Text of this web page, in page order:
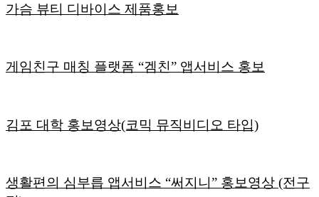
가슴 뷰티 디바이스 제품홍보
게임친구 매칭 플랫폼 “겜친” 앱서비스 홍보
김포 대학 홍보영상(코믹 뮤직비디오 타입)
생활편의 심부릅 앱서비스 “써지니” 홍보영상 (전구